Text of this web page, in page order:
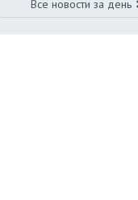
Все новости за день